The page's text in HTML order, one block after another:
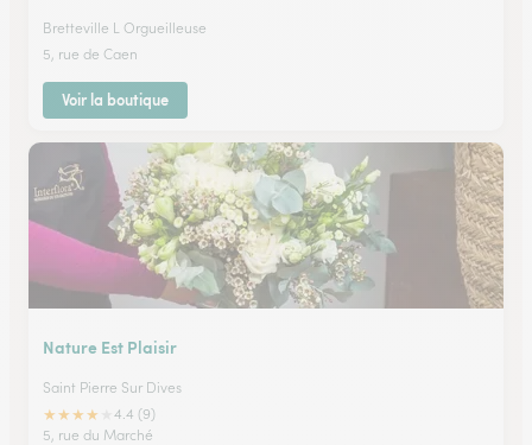
Bretteville L Orgueilleuse
5, rue de Caen
Voir la boutique
Nature Est Plaisir
Saint Pierre Sur Dives
★★★★
4.4 (9)
5, rue du Marché